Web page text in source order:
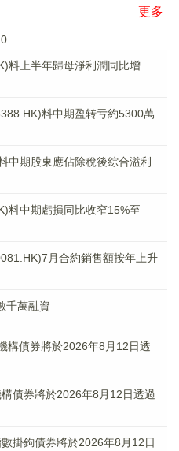
更多
料上半年歸母淨利潤同比增
料中期盈转亏約5300萬
中期股東應佔除稅後綜合溢利
料中期虧損同比收窄15%至
月合約銷售額按年上升
千萬融資
構債券將於2026年8月12日透
債券將於2026年8月12日透過
掛鉤債券將於2026年8月12日